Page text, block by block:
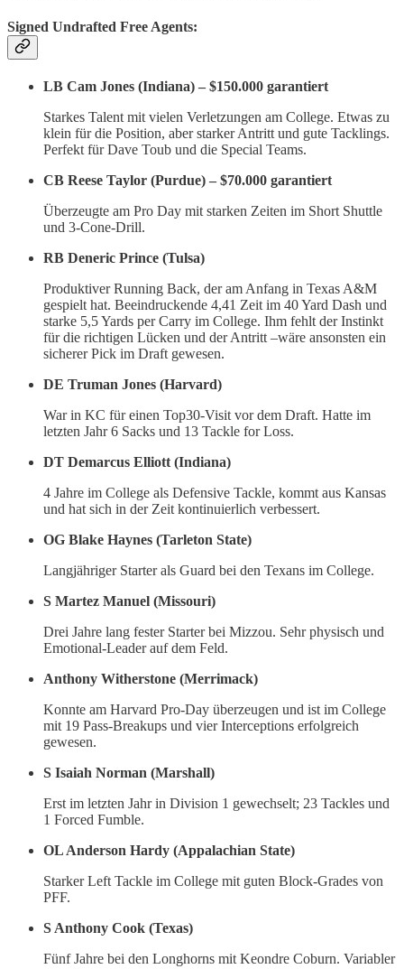
Signed Undrafted Free Agents:
LB Cam Jones (Indiana) – $150.000 garantiert
Starkes Talent mit vielen Verletzungen am College. Etwas zu
klein für die Position, aber starker Antritt und gute Tacklings.
Perfekt für Dave Toub und die Special Teams.
CB Reese Taylor (Purdue) – $70.000 garantiert
Überzeugte am Pro Day mit starken Zeiten im Short Shuttle
und 3-Cone-Drill.
RB Deneric Prince (Tulsa)
Produktiver Running Back, der am Anfang in Texas A&M
gespielt hat. Beeindruckende 4,41 Zeit im 40 Yard Dash und
starke 5,5 Yards per Carry im College. Ihm fehlt der Instinkt
für die richtigen Lücken und der Antritt –wäre ansonsten ein
sicherer Pick im Draft gewesen.
DE Truman Jones (Harvard)
War in KC für einen Top30-Visit vor dem Draft. Hatte im
letzten Jahr 6 Sacks und 13 Tackle for Loss.
DT Demarcus Elliott (Indiana)
4 Jahre im College als Defensive Tackle, kommt aus Kansas
und hat sich in der Zeit kontinuierlich verbessert.
OG Blake Haynes (Tarleton State)
Langjähriger Starter als Guard bei den Texans im College.
S Martez Manuel (Missouri)
Drei Jahre lang fester Starter bei Mizzou. Sehr physisch und
Emotional-Leader auf dem Feld.
Anthony Witherstone (Merrimack)
Konnte am Harvard Pro-Day überzeugen und ist im College
mit 19 Pass-Breakups und vier Interceptions erfolgreich
gewesen.
S Isaiah Norman (Marshall)
Erst im letzten Jahr in Division 1 gewechselt; 23 Tackles und
1 Forced Fumble.
OL Anderson Hardy (Appalachian State)
Starker Left Tackle im College mit guten Block-Grades von
PFF.
S Anthony Cook (Texas)
Fünf Jahre bei den Longhorns mit Keondre Coburn. Variabler